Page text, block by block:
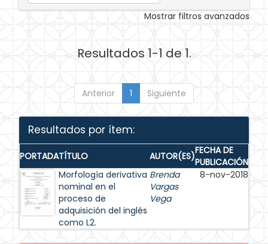
Mostrar filtros avanzados
Resultados 1-1 de 1.
Anterior 1 Siguiente
Resultados por ítem:
PORTADATÍTULO AUTOR(ES)FECHA DE
PUBLICACIÓN
Morfología derivativa
nominal en el
proceso de
adquisición del inglés
como L2.
Brenda
Vargas
Vega
8-nov-2018